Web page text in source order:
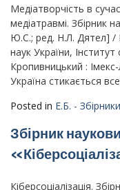
Том
1
війною
спільноти
як
соціальні
донори
і
Медіатвoрчість в
медіатравмі. Збірник
Ю.С.; ред. Н.Л. Дятел] /
наук України, Інститут
Кропивницький :
Україна стикається все
Posted in Е.Б. - Збірники
Збірник
Кіберсоціалізація.